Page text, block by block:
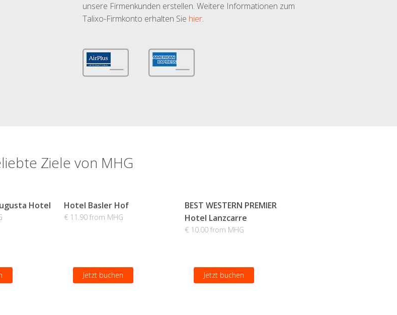
unsere Firmenkunden erstellen. Weitere Informationen zum
Talixo-Firmkonto erhalten Sie hier.
Ziele von MHG
Hotel Hotel Basler Hof
€ 11.90 from MHG
Jetzt buchen
BEST WESTERN PREMIER
Hotel Lanzcarre
€ 10.00 from MHG
Jetzt buchen